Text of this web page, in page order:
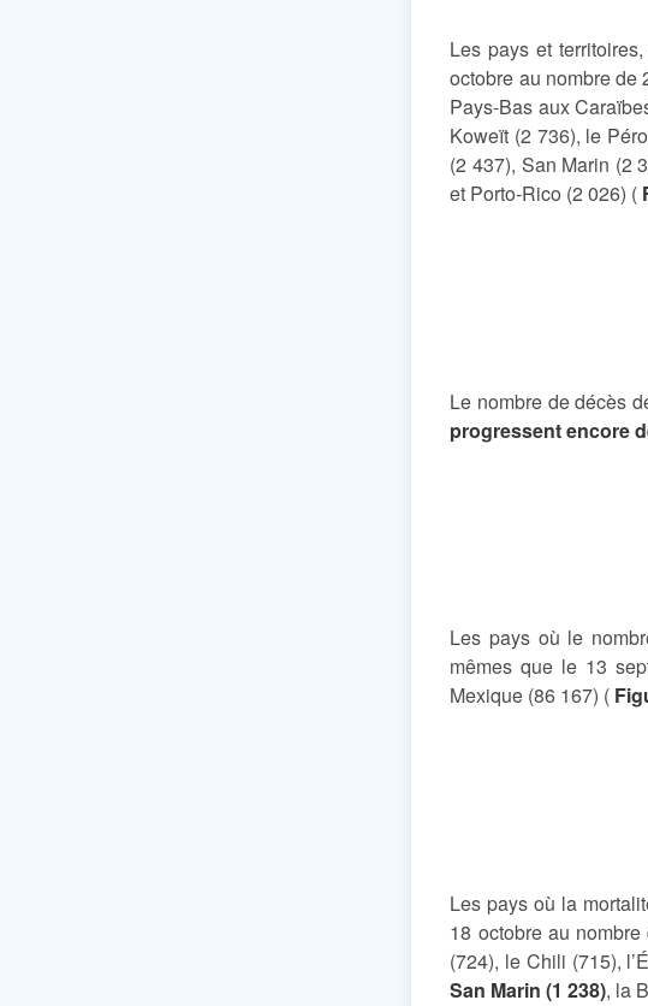
Les pays et
octobre au nombre de
Pays-Bas aux
Koweït (2 736), le
(2 437), San Marin (2
et Porto-Rico (2 026) (
Le nombre de décès
progressent encore
Les pays où le
mêmes que le 13
Mexique (86 167) (
Les pays où la
18 octobre au
(724), le Chili (715),
San Marin (1 238), la